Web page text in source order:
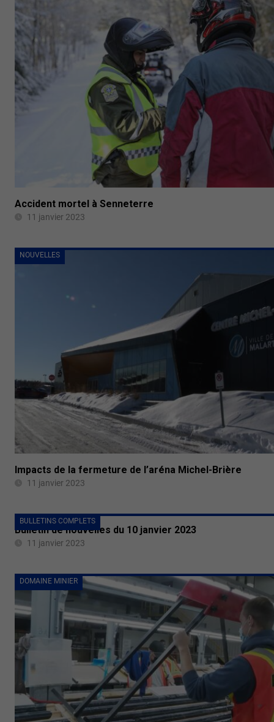
Accident mortel à Senneterre
11 janvier 2023
NOUVELLES
Impacts de la fermeture de l’aréna Michel-Brière
11 janvier 2023
BULLETINS COMPLETS
Bulletin de nouvelles du 10 janvier 2023
11 janvier 2023
DOMAINE MINIER